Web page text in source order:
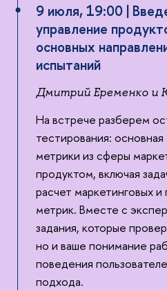
9 июля, 19:00 |
управление
основных
испытаний
Дмитрий Еременко и
На встрече разберем
тестирования:
метрики из сферы
продуктом, включая
расчет маркетинговых
метрик. Вместе с
задания, которые
но и ваше понимание
поведения
подхода.